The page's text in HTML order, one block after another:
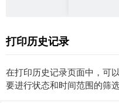
打印历史记录
在打印历史记录页面中，可
要进行状态和时间范围的筛选